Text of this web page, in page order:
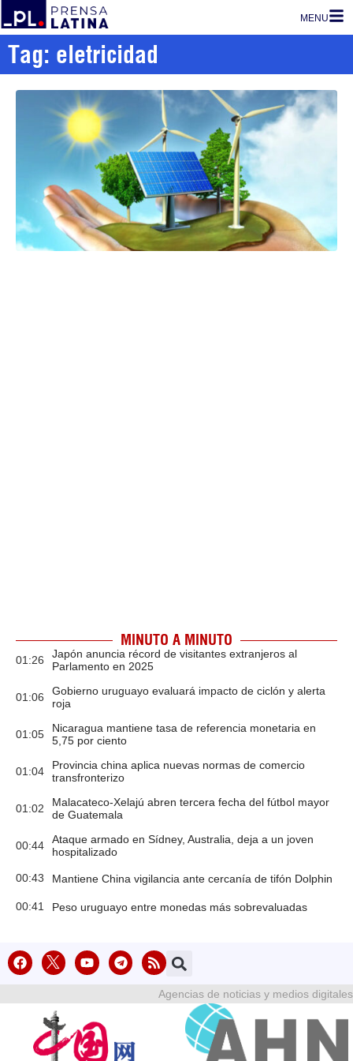
MENU
Tag: eletricidad
MINUTO A MINUTO
01:26
Japón anuncia récord de visitantes extranjeros al
Parlamento en 2025
01:06
Gobierno uruguayo evaluará impacto de ciclón y alerta
roja
01:05
Nicaragua mantiene tasa de referencia monetaria en
5,75 por ciento
01:04
Provincia china aplica nuevas normas de comercio
transfronterizo
01:02
Malacateco-Xelajú abren tercera fecha del fútbol mayor
de Guatemala
00:44
Ataque armado en Sídney, Australia, deja a un joven
hospitalizado
00:43 Mantiene China vigilancia ante cercanía de tifón Dolphin
00:41 Peso uruguayo entre monedas más sobrevaluadas
Agencias de noticias y medios digitales